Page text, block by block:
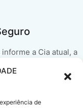
de
a Cia atual, a